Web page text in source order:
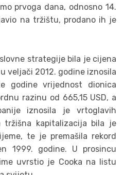
prvoga dana, odnosno 14.
na tržištu, prodano ih je
strategije bila je cijena
veljači 2012. godine iznosila
godine vrijednost dionica
razinu od 665,15 USD, a
iznosila je vrtoglavih
tržišna kapitalizacija bila je
te je premašila rekord
1999. godine. U prosincu
uvrstio je Cooka na listu